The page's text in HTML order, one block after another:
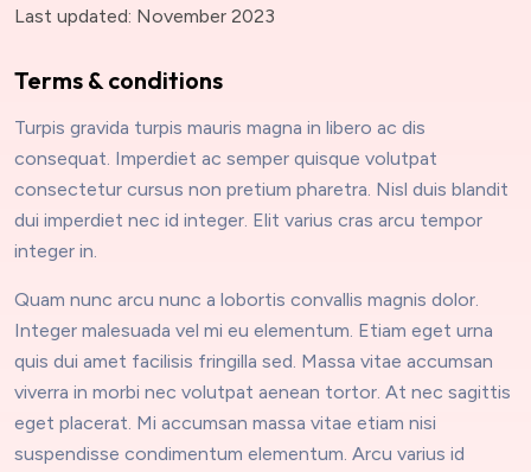
Last updated: November 2023
Terms & conditions
Turpis gravida turpis mauris magna in libero ac dis
consequat. Imperdiet ac semper quisque volutpat
consectetur cursus non pretium pharetra. Nisl duis blandit
dui imperdiet nec id integer. Elit varius cras arcu tempor
integer in.
Quam nunc arcu nunc a lobortis convallis magnis dolor.
Integer malesuada vel mi eu elementum. Etiam eget urna
quis dui amet facilisis fringilla sed. Massa vitae accumsan
viverra in morbi nec volutpat aenean tortor. At nec sagittis
eget placerat. Mi accumsan massa vitae etiam nisi
suspendisse condimentum elementum. Arcu varius id